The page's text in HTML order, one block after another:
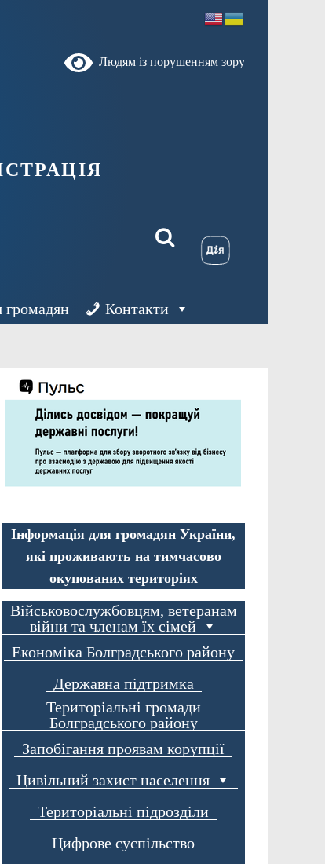
Людям із порушенням зору
громадян Контакти
Інформація для громадян України,
які проживають на тимчасово
окупованих територіях
Військовослужбовцям, ветеранам
війни та членам їх сімей
Економіка Болградського району
Державна підтримка
Територіальні громади
Болградського району
Запобігання проявам корупції
Цивільний захист населення
Територіальні підрозділи
Цифрове суспільство